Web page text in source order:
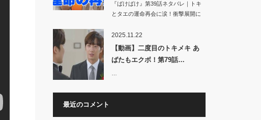
『ばけばけ』第39話ネタバレ｜トキ
とタエの運命再会に涙！衝撃展開に
2025.11.22
【動画】二度目のトキメキ あ
ばたもエクボ！第79話…
最近のコメント